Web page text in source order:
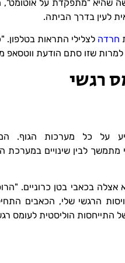
שהיא "מתפקדת על אוטומט",
לעין בדרך הביתה.
חרדה לצלילי התראות בטלפון.
למרות שזו סתם הודעת
רגשי
על כל מערכות הגוף.
מתמשך לבין שינויים במערכת
התבטא אצלה בכאבי בטן
הרגשי שלי, הכאבים
הוליסטית לעומס